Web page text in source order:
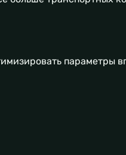
параметры